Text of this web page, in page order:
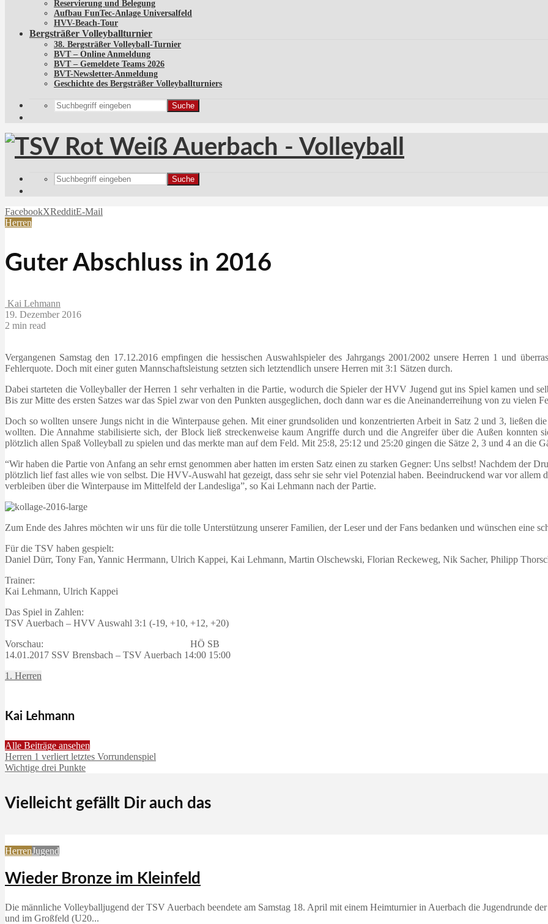
Reservierung und Belegung
Aufbau FunTec-Anlage Universalfeld
HVV-Beach-Tour
Bergsträßer Volleyballturnier
38. Bergsträßer Volleyball-Turnier
BVT – Online Anmeldung
BVT – Gemeldete Teams 2026
BVT-Newsletter-Anmeldung
Geschichte des Bergsträßer Volleyballturniers
Suche
Suche
FacebookXRedditE-Mail
Herren
Guter Abschluss in 2016
Kai Lehmann
19. Dezember 2016
2 min read
Vergangenen Samstag den 17.12.2016 empfingen die hessischen Auswahlspieler des Jahrgangs 2001/2002 unsere Herren 1 und
Fehlerquote. Doch mit einer guten Mannschaftsleistung setzten sich letztendlich unsere Herren mit 3:1 Sätzen durch.
Dabei starteten die Volleyballer der Herren 1 sehr verhalten in die Partie, wodurch die Spieler der HVV Jugend gut ins Spiel kamen und
Bis zur Mitte des ersten Satzes war das Spiel zwar von den Punkten ausgeglichen, doch dann war es die Aneinanderreihung von zu vielen
Doch so wollten unsere Jungs nicht in die Winterpause gehen. Mit einer grundsoliden und konzentrierten Arbeit in Satz 2 und 3, ließen
wollten. Die Annahme stabilisierte sich, der Block ließ streckenweise kaum Angriffe durch und die Angreifer über die Außen konnten
plötzlich allen Spaß Volleyball zu spielen und das merkte man auf dem Feld. Mit 25:8, 25:12 und 25:20 gingen die Sätze 2, 3 und 4 an die
“Wir haben die Partie von Anfang an sehr ernst genommen aber hatten im ersten Satz einen zu starken Gegner: Uns selbst! Nachdem der
plötzlich lief fast alles wie von selbst. Die HVV-Auswahl hat gezeigt, dass sehr sie sehr viel Potenzial haben. Beeindruckend war vor allem
verbleiben über die Winterpause im Mittelfeld der Landesliga”, so Kai Lehmann nach der Partie.
Zum Ende des Jahres möchten wir uns für die tolle Unterstützung unserer Familien, der Leser und der Fans bedanken und wünschen eine
Für die TSV haben gespielt:
Daniel Dürr, Tony Fan, Yannic Herrmann, Ulrich Kappei, Kai Lehmann, Martin Olschewski, Florian Reckeweg, Nik Sacher, Philipp
Trainer:
Kai Lehmann, Ulrich Kappei
Das Spiel in Zahlen:
TSV Auerbach – HVV Auswahl 3:1 (-19, +10, +12, +20)
Vorschau: HÖ SB
14.01.2017 SSV Brensbach – TSV Auerbach 14:00 15:00
1. Herren
Kai Lehmann
Alle Beiträge ansehen
Herren 1 verliert letztes Vorrundenspiel
Wichtige drei Punkte
Vielleicht gefällt Dir auch das
HerrenJugend
Wieder Bronze im Kleinfeld
Die männliche Volleyballjugend der TSV Auerbach beendete am Samstag 18. April mit einem Heimturnier in Auerbach die Jugendrunde
und im Großfeld (U20...